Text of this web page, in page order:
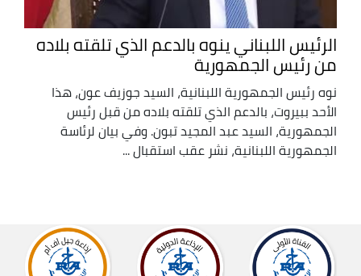
الرئيس اللبناني ينوه بالدعم الذي تلقته بلاده
من رئيس الجمهورية
نوه رئيس الجمهورية اللبنانية، السيد جوزيف عون، هذا
الأحد ببيروت، بالدعم الذي تلقته بلاده من قبل رئيس
الجمهورية، السيد عبد المجيد تبون. وفي بيان لرئاسة
الجمهورية اللبنانية، نشر عقب استقبال ...